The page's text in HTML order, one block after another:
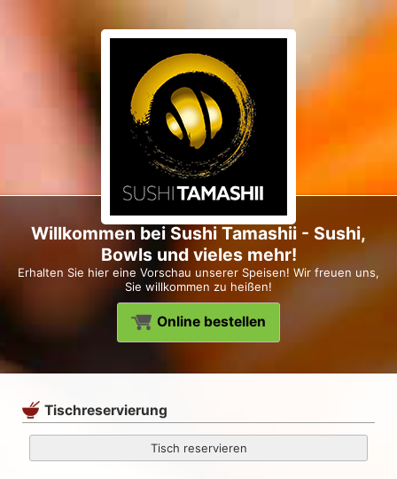
Willkommen bei Sushi Tamashii - Sushi,
Bowls und vieles mehr!
Erhalten Sie hier eine Vorschau unserer Speisen! Wir freuen uns,
Sie willkommen zu heißen!
Online bestellen
Tischreservierung
Tisch reservieren